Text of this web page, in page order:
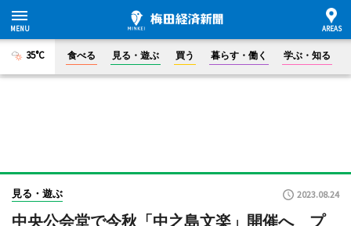
35°C 食べる 見る・遊ぶ 買う 暮らす・働く 学ぶ・知る
見る・遊ぶ 2023.08.24
中央公会堂で今秋「中之島文楽」開催へ プ